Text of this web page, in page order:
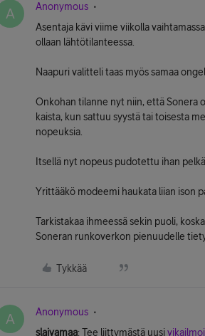
A Anonymous
Asentaja kävi viime viikolla
ollaan lähtötilanteessa.
Naapuri valitteli taas myös samaa
Onkohan tilanne nyt niin, että Sonera
kaista, kun sattuu syystä tai toisesta
nopeuksia.
Itsellä nyt nopeus pudotettu ihan
Yrittääkö modeemi haukata liian ison
Tarkistakaa ihmeessä sekin puoli,
Soneran runkoverkon pienuudelle
Tykkää
A Anonymous
slaivamaa: Tee liittymästä uusi